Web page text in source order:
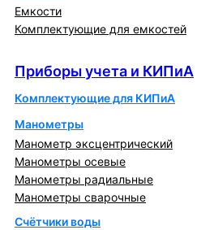
Емкости
Комплектующие для емкостей
Приборы учета и КИПиА
Комплектующие для КИПиА
Манометры
Манометр эксцентрический
Манометры осевые
Манометры радиальные
Манометры сварочные
Счётчики воды